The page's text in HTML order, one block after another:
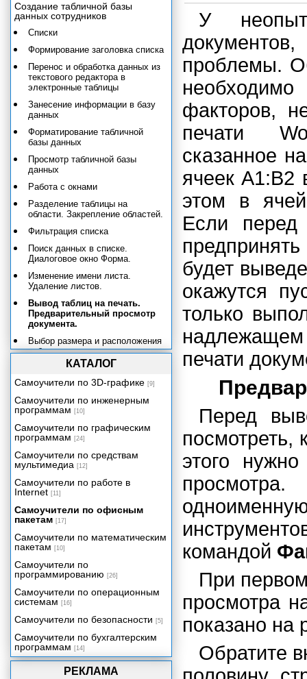
У
проблемы.
факторов,
печати
сказанное
ячеек А1:В2
этом в
Если перед
будет
окажутся
только
печати
Перед
посмотреть,
этого
командой
При
просмотра
показано на
Обратите
РЕКЛАМА
Создание табличной базы
данных сотрудников
Списки
Формирование заголовка списка
Перенос и обработка данных из
текстового редактора в
электронные таблицы
Занесение информации в базу
данных
Форматирование табличной
базы данных
Просмотр табличной базы
данных
Работа с окнами
Разделение таблицы на
области. Закрепление областей.
Фильтрация списка
Поиск данных в списке.
Диалоговое окно Форма.
Изменение имени листа.
Удаление листов.
Вывод таблиц на печать.
Предварительный просмотр
документа.
Выбор размера и расположения
таблицы на странице
Создание колонтитулов
Определение параметров
Задание области печати. Запуск
Должностные оклады и премии
Написание числовых данных
прописью
Электронный табель учета
рабочего времени
Учет и налогообложение доходов
физических лиц
Учет доходов и расходов в быту и
бизнесе
Функции рабочего листа
КАТАЛОГ
Самоучители по 3D-графике [9]
Самоучители по инженерным
программам [10]
Самоучители по графическим
программам [24]
Самоучители по средствам
мультимедиа [12]
Самоучители по работе в
Internet [11]
Самоучители по офисным
пакетам [17]
Самоучители по математическим
пакетам [10]
Самоучители по
программированию [26]
Самоучители по операционным
системам [16]
Самоучители по безопасности [5]
Самоучители по бухгалтерским
программам [14]